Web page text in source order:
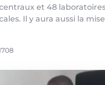
et 48
Il y aura aussi la